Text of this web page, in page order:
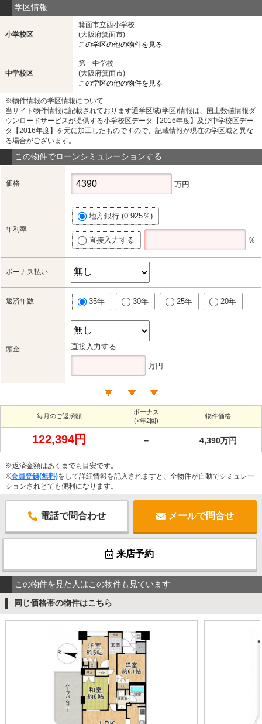
学区情報
小学校区
箕面市立西小学校
(大阪府箕面市)
この学区の他の物件を見る
中学校区
第一中学校
(大阪府箕面市)
この学区の他の物件を見る
※物件情報の学区情報について
当サイト物件情報に記載されております通学区域(学区)情報は、国土数値情報ダ
ウンロードサービスが提供する小学校区データ【2016年度】及び中学校区デー
タ【2016年度】を元に加工したものですので、記載情報が現在の学区域と異な
る場合がございます。
この物件でローンシミュレーションする
価格 万円
年利率
地方銀行 (0.925％)
直接入力する ％
ボーナス払い
返済年数 35年 30年 25年 20年
頭金 直接入力する
万円
毎月のご返済額
ボーナス
(×年2回)
物件価格
122,394円 － 4,390万円
※返済金額はあくまでも目安です。
※会員登録(無料)をして詳細情報を記入されますと、全物件が自動でシミュレー
ションされとても便利になります。
電話で問合わせ メールで問合せ
来店予約
この物件を見た人はこの物件も見ています
同じ価格帯の物件はこちら